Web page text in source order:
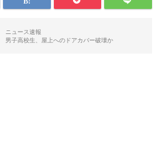
ニュース速報
男子高校生、屋上へのドアカバー破壊か